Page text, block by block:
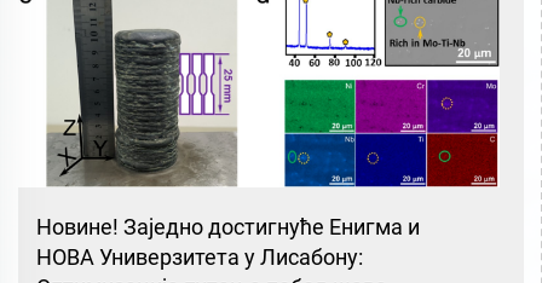
Новине! Заједно достигнуће Енигма и
НОВА Универзитета у Лисабону: